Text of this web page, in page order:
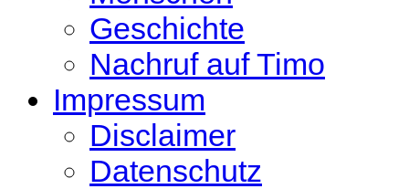
Geschichte
Nachruf auf Timo
Impressum
Disclaimer
Datenschutz